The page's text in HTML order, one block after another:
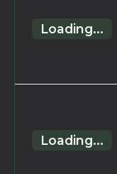
Loading...
Loading...